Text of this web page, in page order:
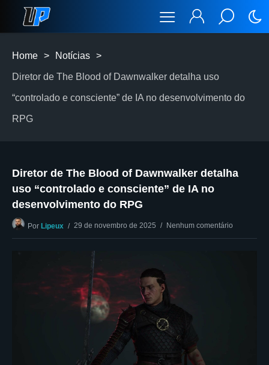
Home > Notícias >
Diretor de The Blood of Dawnwalker detalha uso
“controlado e consciente” de IA no desenvolvimento do
RPG
Diretor de The Blood of Dawnwalker detalha
uso “controlado e consciente” de IA no
desenvolvimento do RPG
Por Lipeux 29 de novembro de 2025 Nenhum comentário